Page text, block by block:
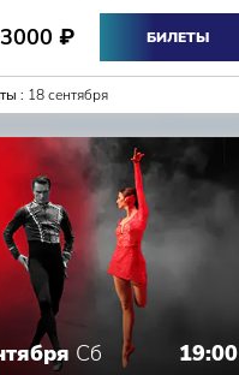
₽ БИЛЕТЫ
: 18 сентября
Сб 19:00